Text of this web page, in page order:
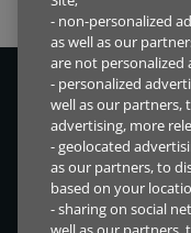
Vi lever i en tid med
finansieringsløsninger
verden over.
SNARVEIER
- non-personalized
as well as our
are not
- personalized
well as our partners,
advertising, more
- geolocated
as our partners, to
based on your
- sharing on social